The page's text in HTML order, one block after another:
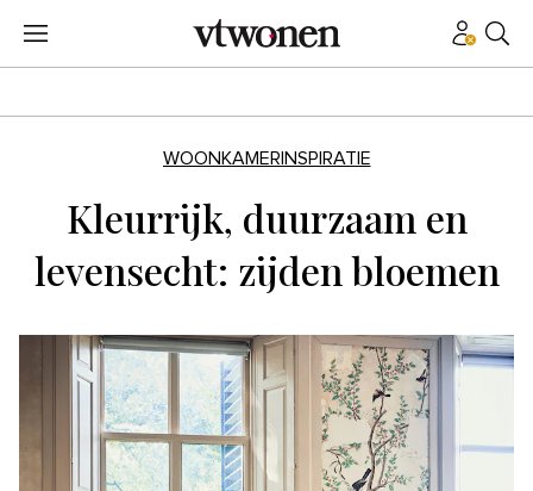
WOONKAMERINSPIRATIE
Kleurrijk, duurzaam en
levensecht: zijden bloemen